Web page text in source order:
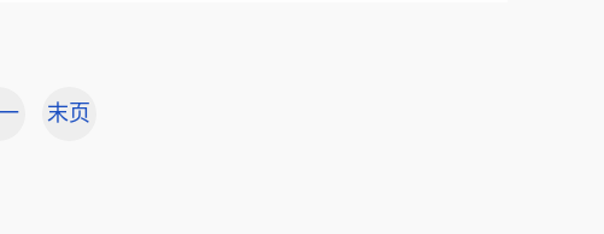
末页